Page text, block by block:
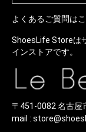
よくあるご質問は
ShoesLife Storeは
インストアです。
〒451-0082 名古屋
mail :